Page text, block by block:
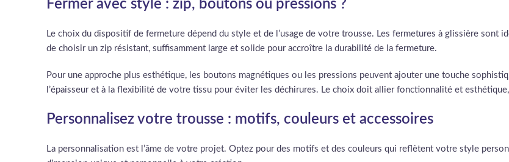
Fermer avec style : zip, boutons ou pressions ?
Le choix du dispositif de fermeture dépend du style et de l’usage de votre trousse. Les fermetures à glissière sont
de choisir un zip résistant, suffisamment large et solide pour accroître la durabilité de la fermeture.
Pour une approche plus esthétique, les boutons magnétiques ou les pressions peuvent ajouter une touche
l’épaisseur et à la flexibilité de votre tissu pour éviter les déchirures. Le choix doit allier fonctionnalité et
Personnalisez votre trousse : motifs, couleurs et accessoires
La personnalisation est l’âme de votre projet. Optez pour des motifs et des couleurs qui reflètent votre style